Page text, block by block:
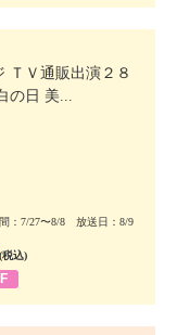
ＴＶ通販出演２８
の日 美...
：7/27〜8/8 放送日：8/9
(税込)